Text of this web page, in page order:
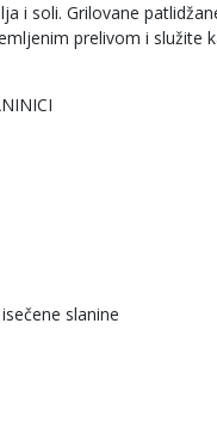
i soli. Grilovane
prelivom i služite
slanine